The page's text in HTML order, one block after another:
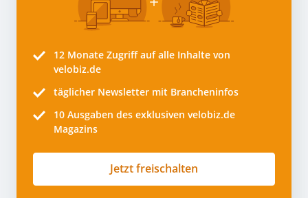
12 Monate Zugriff auf alle Inhalte von
velobiz.de
täglicher Newsletter mit Brancheninfos
10 Ausgaben des exklusiven velobiz.de
Magazins
Jetzt freischalten